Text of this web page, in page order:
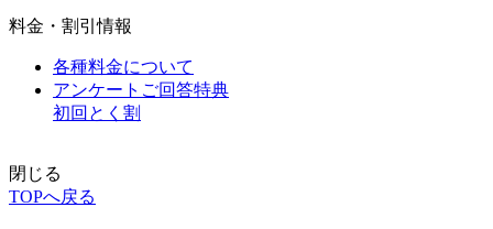
料金・割引情報
各種料金について
アンケートご回答特典
初回とく割
閉じる
TOPへ戻る